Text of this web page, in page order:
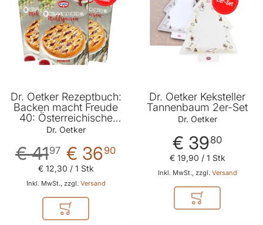
Dr. Oetker Rezeptbuch:
Backen macht Freude
40: Österreichische
Mehlspeisen - 3er Set
Dr. Oetker
€ 3690
€ 4197
Inkl. MwSt., zzgl. Versand
€ 12,30 / 1 Stk
In den Warenkorb
Dr. Oetker Keksteller
Tannenbaum 2er-Set
Dr. Oetker
€ 3980
Inkl. MwSt., zzgl. Versand
€ 19,90 / 1 Stk
In den